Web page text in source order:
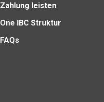
Zahlung leisten
One IBC Struktur
FAQs